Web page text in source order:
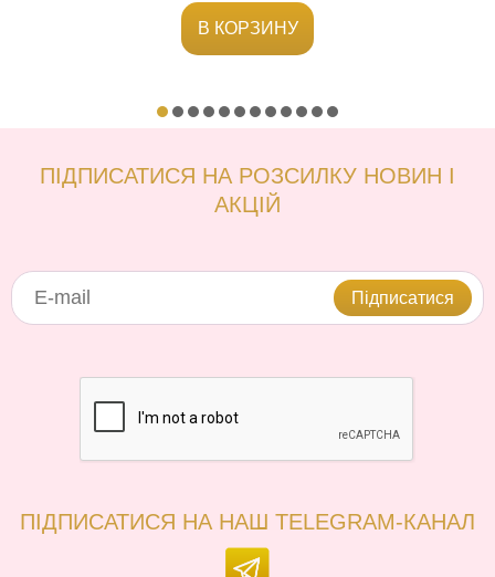
В КОРЗИНУ
ПІДПИСАТИСЯ НА РОЗСИЛКУ НОВИН І
АКЦІЙ
Підписатися
ПІДПИСАТИСЯ НА НАШ TELEGRAM-КАНАЛ